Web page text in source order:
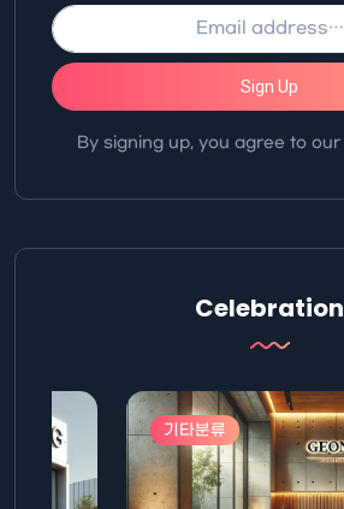
Sign Up
By signing up, you agree to our
Celebration
기타분류